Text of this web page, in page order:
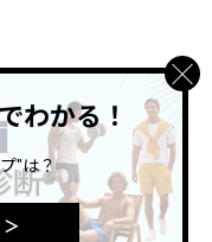
わかる！
"は？